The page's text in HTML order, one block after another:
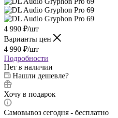
4 990 ₽/шт
Варианты цен
4 990 ₽/шт
Подробности
Нет в наличии
Нашли дешевле?
Хочу в подарок
Самовывоз сегодня - бесплатно